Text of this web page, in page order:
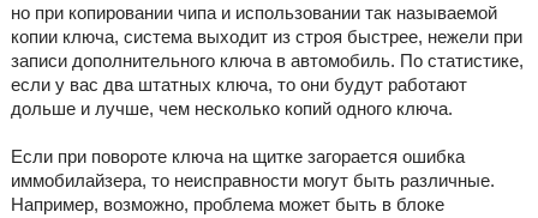
но при копировании чипа и использовании так называемой
копии ключа, система выходит из строя быстрее, нежели при
записи дополнительного ключа в автомобиль. По статистике,
если у вас два штатных ключа, то они будут работают
дольше и лучше, чем несколько копий одного ключа.
Если при повороте ключа на щитке загорается ошибка
иммобилайзера, то неисправности могут быть различные.
Например, возможно, проблема может быть в блоке